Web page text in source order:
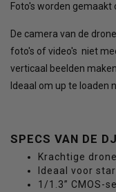
Foto's worden gemaakt
De camera van de
foto's of video's niet
verticaal beelden
Ideaal om up te loaden
SPECS VAN DE
Krachtige
Ideaal voor
1/1.3” CMOS-